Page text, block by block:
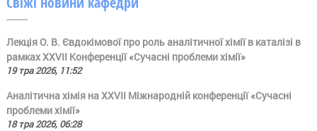
Лекція О. В. Євдокімової про роль аналітичної хімії в каталізі в
рамках ХХVII Конференції «Сучасні проблеми хімії»
19 тра 2026, 11:52
Аналітична хімія на ХХVII Міжнародній конференції «Сучасні
проблеми хімії»
18 тра 2026, 06:28